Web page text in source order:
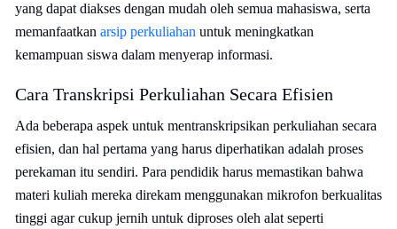
yang dapat diakses dengan mudah oleh semua mahasiswa, serta
memanfaatkan arsip perkuliahan untuk meningkatkan
kemampuan siswa dalam menyerap informasi.
Cara Transkripsi Perkuliahan Secara Efisien
Ada beberapa aspek untuk mentranskripsikan perkuliahan secara
efisien, dan hal pertama yang harus diperhatikan adalah proses
perekaman itu sendiri. Para pendidik harus memastikan bahwa
materi kuliah mereka direkam menggunakan mikrofon berkualitas
tinggi agar cukup jernih untuk diproses oleh alat seperti